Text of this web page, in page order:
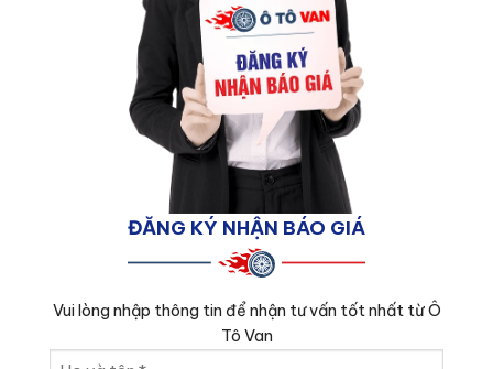
ĐĂNG KÝ NHẬN BÁO GIÁ
Vui lòng nhập thông tin để nhận tư vấn tốt nhất từ Ô
Tô Van